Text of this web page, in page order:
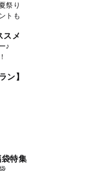
祭り
トも
スメ
♪
ン】
特集